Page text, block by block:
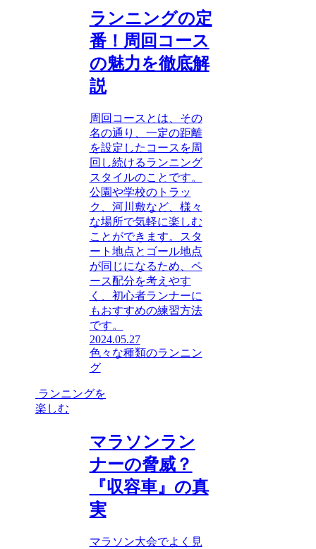
ランニングの定
番！周回コース
の魅力を徹底解
説
周回コースとは、その
名の通り、一定の距離
を設定したコースを周
回し続けるランニング
スタイルのことです。
公園や学校のトラッ
ク、河川敷など、様々
な場所で気軽に楽しむ
ことができます。スタ
ート地点とゴール地点
が同じになるため、ペ
ース配分を考えやす
く、初心者ランナーに
もおすすめの練習方法
です。
2024.05.27
色々な種類のランニン
グ
ランニングを
楽しむ
マラソンラン
ナーの脅威？
『収容車』の真
実
マラソン大会でよく見